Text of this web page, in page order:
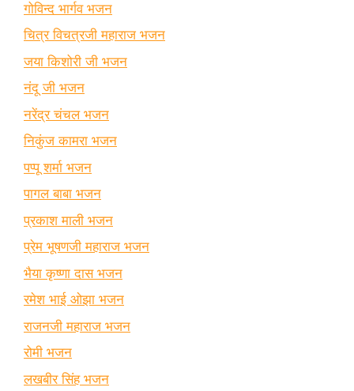
गोविन्द भार्गव भजन
चित्र विचत्रजी महाराज भजन
जया किशोरी जी भजन
नंदू जी भजन
नरेंद्र चंचल भजन
निकुंज कामरा भजन
पप्पू शर्मा भजन
पागल बाबा भजन
प्रकाश माली भजन
प्रेम भूषणजी महाराज भजन
भैया कृष्णा दास भजन
रमेश भाई ओझा भजन
राजनजी महाराज भजन
रोमी भजन
लखबीर सिंह भजन